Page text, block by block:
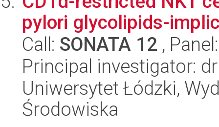
pylori glycolipids-
Call: SONATA 12 ,
Principal investigator:
Uniwersytet Łódzki,
Środowiska